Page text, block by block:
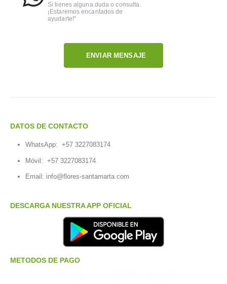
Si tienes alguna duda o consulta.
¡Estaremos encantados de
ayudarte!"
ENVIAR MENSAJE
DATOS DE CONTACTO
WhatsApp: +57 3227083174
Móvil: +57 3227083174
Email: info@flores-santamarta.com
DESCARGA NUESTRA APP OFICIAL
METODOS DE PAGO